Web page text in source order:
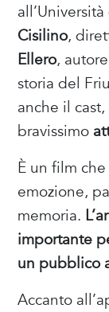
Cisilino,
Ellero,
storia del
anche il
bravissimo
È un film
emozione,
memoria.
importante
un pubblico
Accanto